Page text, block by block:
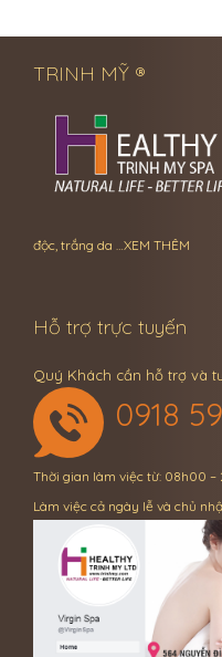
TRINH MỸ ®
độc, trắng da …XEM THÊM
Hỗ trợ trực tuyến
Quý Khách cần hỗ trợ và
0918
Thời gian làm việc từ: 08h00 –
Làm việc cả ngày lễ và chủ